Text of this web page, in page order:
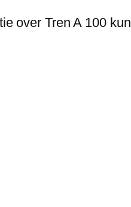
over Tren A 100